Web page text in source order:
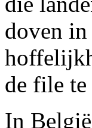
doven
de file
In